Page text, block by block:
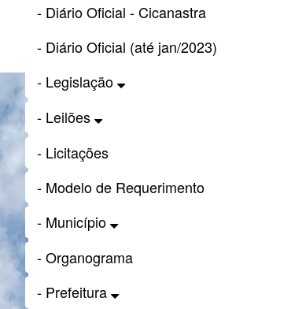
- Diário Oficial - Cicanastra
- Diário Oficial (até jan/2023)
- Legislação
- Leilões
- Licitações
- Modelo de Requerimento
- Município
- Organograma
- Prefeitura